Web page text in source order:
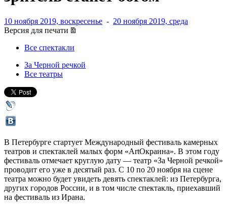
10 ноября 2019, воскресенье - 20 ноября 2019, среда
Версия для печати
Все спектакли
За Черной речкой
Все театры
В Петербурге стартует Международный фестиваль камерных
театров и спектаклей малых форм «ArtОкраина». В этом году
фестиваль отмечает круглую дату — театр «За Черной речкой»
проводит его уже в десятый раз. С 10 по 20 ноября на сцене
театра можно будет увидеть девять спектаклей: из Петербурга,
других городов России, и в том числе спектакль, приехавший
на фестиваль из Ирана.